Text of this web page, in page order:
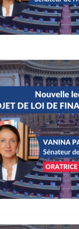
en France
Question
le Président,
Le Ministre de la...